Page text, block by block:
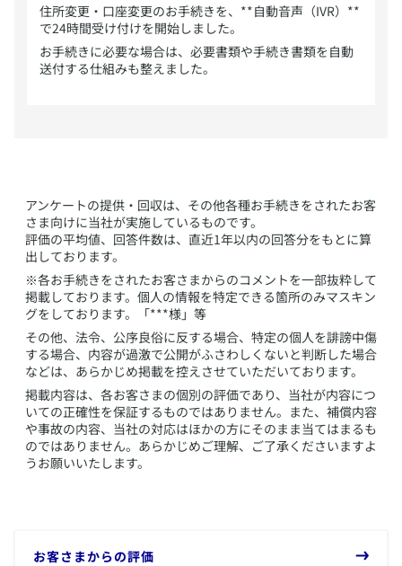
​住所変更・口座変更のお手続きを、**自動音声（IVR）**
で24時間受け付けを開始しました。
お手続きに必要な場合は、必要書類や手続き書類を自動
送付する仕組みも整えました。
​アンケートの提供・回収は、その他各種お手続きをされたお客
さま向けに当社が実施しているものです。
評価の平均値、回答件数は、直近1年以内の回答分をもとに算
出しております。
※各お手続きをされたお客さまからのコメントを一部抜粋して
掲載しております。個人の情報を特定できる箇所のみマスキン
グをしております。「***様」等
その他、法令、公序良俗に反する場合、特定の個人を誹謗中傷
する場合、内容が過激で公開がふさわしくないと判断した場合
などは、あらかじめ掲載を控えさせていただいております。
掲載内容は、各お客さまの個別の評価であり、当社が内容につ
いての正確性を保証するものではありません。また、補償内容
や事故の内容、当社の対応はほかの方にそのまま当てはまるも
のではありません。あらかじめご理解、ご了承くださいますよ
うお願いいたします。
​お客さまからの評価